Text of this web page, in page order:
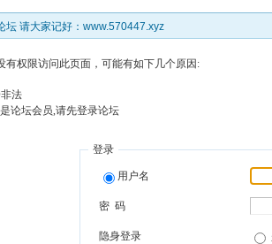
坛 请大家记好：www.570447.xyz
有权限访问此页面，可能有如下几个原因:
法
论坛会员,请先登录论坛
登录
用户名
密 码
隐身登录